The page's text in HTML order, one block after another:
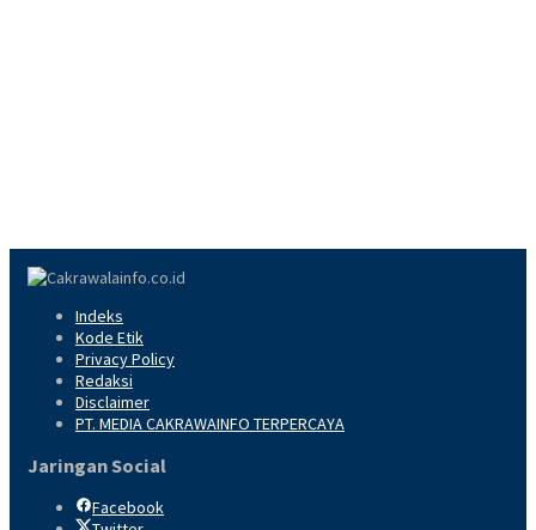
Indeks
Kode Etik
Privacy Policy
Redaksi
Disclaimer
PT. MEDIA CAKRAWAINFO TERPERCAYA
Jaringan Social
Facebook